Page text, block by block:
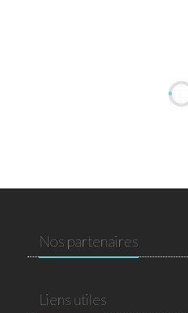
Nos partenaires
Liens utiles